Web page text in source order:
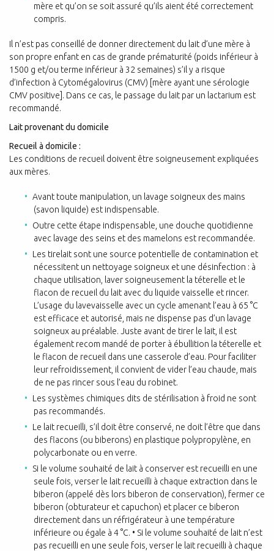
mère et qu’on se soit assuré qu’ils aient été correctement
compris.
Il n’est pas conseillé de donner directement du lait d’une mère à
son propre enfant en cas de grande prématurité (poids inférieur à
1500 g et/ou terme inférieur à 32 semaines) s’il y a risque
d’infection à Cytomégalovirus (CMV) [mère ayant une sérologie
CMV positive]. Dans ce cas, le passage du lait par un lactarium est
recommandé.
Lait provenant du domicile
Recueil à domicile :
Les conditions de recueil doivent être soigneusement expliquées
aux mères.
Avant toute manipulation, un lavage soigneux des mains
(savon liquide) est indispensable.
Outre cette étape indispensable, une douche quotidienne
avec lavage des seins et des mamelons est recommandée.
Les tirelait sont une source potentielle de contamination et
nécessitent un nettoyage soigneux et une désinfection : à
chaque utilisation, laver soigneusement la téterelle et le
flacon de recueil du lait avec du liquide vaisselle et rincer.
L’usage du lavevaisselle avec un cycle amenant l’eau à 65 °C
est efficace et autorisé, mais ne dispense pas d’un lavage
soigneux au préalable. Juste avant de tirer le lait, il est
également recom mandé de porter à ébullition la téterelle et
le flacon de recueil dans une casserole d’eau. Pour faciliter
leur refroidissement, il convient de vider l’eau chaude, mais
de ne pas rincer sous l’eau du robinet.
Les systèmes chimiques dits de stérilisation à froid ne sont
pas recommandés.
Le lait recueilli, s’il doit être conservé, ne doit l’être que dans
des flacons (ou biberons) en plastique polypropylène, en
polycarbonate ou en verre.
Si le volume souhaité de lait à conserver est recueilli en une
seule fois, verser le lait recueilli à chaque extraction dans le
biberon (appelé dès lors biberon de conservation), fermer ce
biberon (obturateur et capuchon) et placer ce biberon
directement dans un réfrigérateur à une température
inférieure ou égale à 4 °C. • Si le volume souhaité de lait n’est
pas recueilli en une seule fois, verser le lait recueilli à chaque